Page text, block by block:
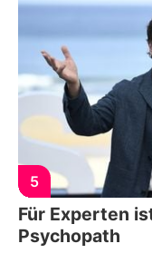
5
Für Experten
Psychopath